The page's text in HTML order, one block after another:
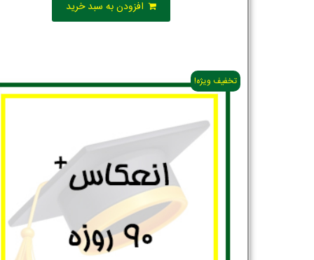
افزودن به سبد خرید
تخفیف ویژه!